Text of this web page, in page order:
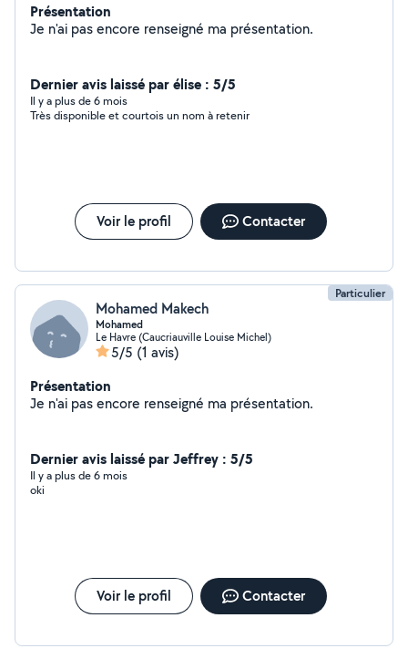
Présentation
Je n'ai pas encore renseigné ma présentation.
Dernier avis laissé par élise : 5/5
Il y a plus de 6 mois
Très disponible et courtois un nom à retenir
Voir le profil Contacter
Particulier
Mohamed Makech
Mohamed
Le Havre (Caucriauville Louise Michel)
5/5 (1 avis)
Présentation
Je n'ai pas encore renseigné ma présentation.
Dernier avis laissé par Jeffrey : 5/5
Il y a plus de 6 mois
oki
Voir le profil Contacter